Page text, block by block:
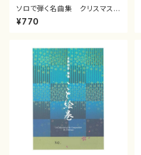
ソロで弾く名曲集 クリスマス・
イブ／恋人がサンタクロース(
箏独奏 /大平光美 編曲/楽
¥770